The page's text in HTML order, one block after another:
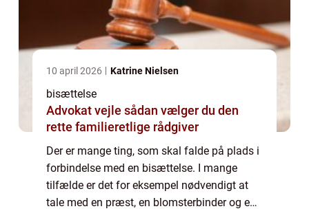
10 april 2026 Katrine Nielsen
bisættelse
Advokat vejle sådan vælger du den
rette familieretlige rådgiver
Der er mange ting, som skal falde på plads i
forbindelse med en bisættelse. I mange
tilfælde er det for eksempel nødvendigt at
tale med en præst, en blomsterbinder og en